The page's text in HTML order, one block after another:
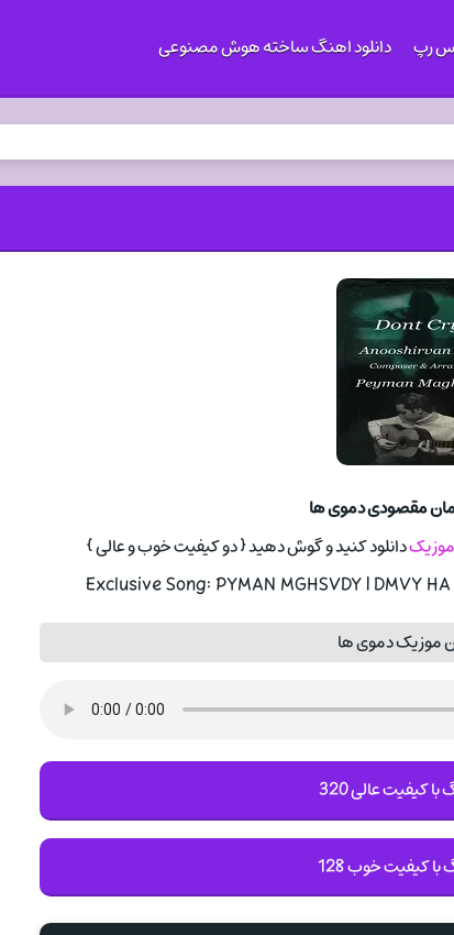
رپ دانلود اهنگ ساخته هوش مصنوعی
مقصودی دموی ها
موزیکدانلود کنید و گوش دهید { دو کیفیت خوب و عالی }
Exclusive Song: PYMAN MGHSVDY | DMVY
موزیک دموی ها
کیفیت عالی 320
با کیفیت خوب 128